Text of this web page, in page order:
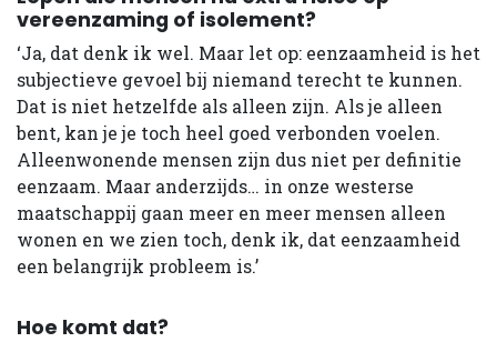
vereenzaming of isolement?
‘Ja, dat denk ik wel. Maar let op: eenzaamheid is het
subjectieve gevoel bij niemand terecht te kunnen.
Dat is niet hetzelfde als alleen zijn. Als je alleen
bent, kan je je toch heel goed verbonden voelen.
Alleenwonende mensen zijn dus niet per definitie
eenzaam. Maar anderzijds… in onze westerse
maatschappij gaan meer en meer mensen alleen
wonen en we zien toch, denk ik, dat eenzaamheid
een belangrijk probleem is.’
Hoe komt dat?